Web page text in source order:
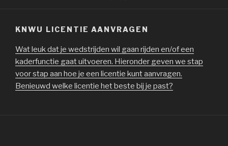
KNWU LICENTIE AANVRAGEN
Wat leuk dat je wedstrijden wil gaan rijden en/of een
kaderfunctie gaat uitvoeren. Hieronder geven we stap
voor stap aan hoe je een licentie kunt aanvragen.
Benieuwd welke licentie het beste bij je past?